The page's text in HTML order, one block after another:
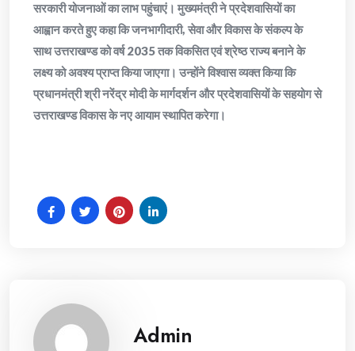
सरकारी योजनाओं का लाभ पहुंचाएं। मुख्यमंत्री ने प्रदेशवासियों का
आह्वान करते हुए कहा कि जनभागीदारी, सेवा और विकास के संकल्प के
साथ उत्तराखण्ड को वर्ष 2035 तक विकसित एवं श्रेष्ठ राज्य बनाने के
लक्ष्य को अवश्य प्राप्त किया जाएगा। उन्होंने विश्वास व्यक्त किया कि
प्रधानमंत्री श्री नरेंद्र मोदी के मार्गदर्शन और प्रदेशवासियों के सहयोग से
उत्तराखण्ड विकास के नए आयाम स्थापित करेगा।
Admin